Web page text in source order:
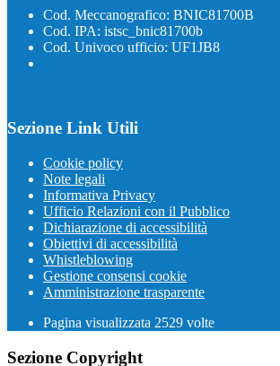
Cod. Meccanografico: BNIC81700B
Cod. IPA: istsc_bnic81700b
Cod. Univoco ufficio: UF1JB8
Sezione Link Utili
Cookie policy
Note legali
Informativa Privacy
Ufficio Relazioni con il Pubblico
Dichiarazione di accessibilità
Obiettivi di accessibilità
Whistleblowing
Gestione consensi cookie
Amministrazione trasparente
Pagina visualizzata 2529 volte
Sezione Copyright